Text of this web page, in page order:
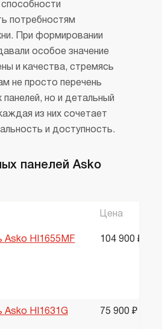
потребностям
При формировании
особое значение
и качества, стремясь
не просто перечень
но и детальный
из них сочетает
и доступность.
панелей Asko
Цена
Asko HI1655MF 104 900 ₽
Asko HI1631G 75 900 ₽